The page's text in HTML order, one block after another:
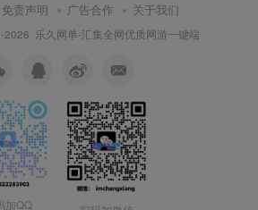
免责声明 广告合作 关于我们
乐久网单-汇集全网优质网游一键端
加QQ